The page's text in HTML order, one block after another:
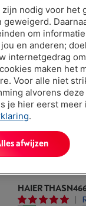
HAIER HW130-
|
Ecocheques
Wascapaciteit:
Maximale
HAIER
nodig voor het
om
en anderen;
internetgedrag
maken het
Voor alle niet
alvorens
je hier eerst
.
afwijzen